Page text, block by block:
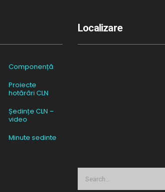
Componență
Proiecte
hotărâri CLN
Ședințe CLN –
video
Minute sedinte
Localizare